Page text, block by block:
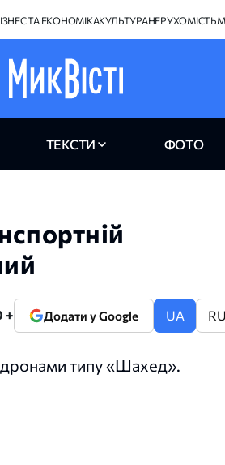
ТА ЕКОНОМІКАКУЛЬТУРАНЕРУХОМІСТЬ
ТЕКСТИ ФОТО
+ Додати у Google UA RU
дронами типу «Шахед».